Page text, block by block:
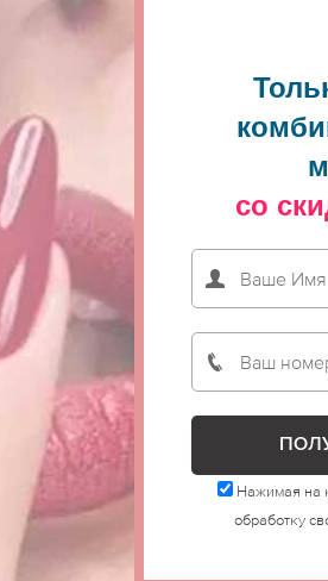
со
Нажимая на
обработку